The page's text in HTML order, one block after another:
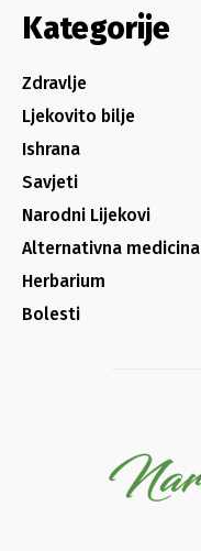
Kategorije
Zdravlje
Ljekovito bilje
Ishrana
Savjeti
Narodni Lijekovi
Alternativna medicina
Herbarium
Bolesti